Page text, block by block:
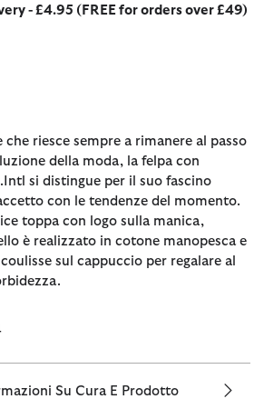
- £4.95 (FREE for orders over £49)
riesce sempre a rimanere al passo
della moda, la felpa con
si distingue per il suo fascino
con le tendenze del momento.
toppa con logo sulla manica,
è realizzato in cotone manopesca e
sul cappuccio per regalare al
Su Cura E Prodotto